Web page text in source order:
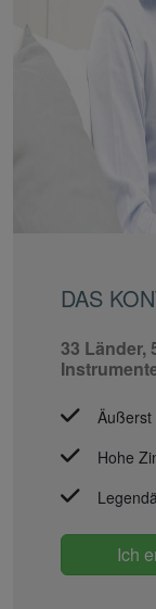
DAS
33 Länder,
Äußerst
Hohe
Ich